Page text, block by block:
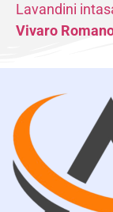
Lavandini
Vivaro